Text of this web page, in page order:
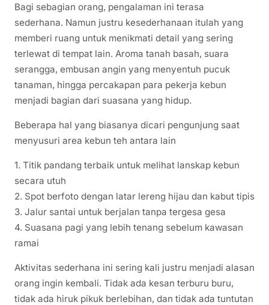
Bagi sebagian orang, pengalaman ini terasa
sederhana. Namun justru kesederhanaan itulah yang
memberi ruang untuk menikmati detail yang sering
terlewat di tempat lain. Aroma tanah basah, suara
serangga, embusan angin yang menyentuh pucuk
tanaman, hingga percakapan para pekerja kebun
menjadi bagian dari suasana yang hidup.
Beberapa hal yang biasanya dicari pengunjung saat
menyusuri area kebun teh antara lain
1. Titik pandang terbaik untuk melihat lanskap kebun
secara utuh
2. Spot berfoto dengan latar lereng hijau dan kabut tipis
3. Jalur santai untuk berjalan tanpa tergesa gesa
4. Suasana pagi yang lebih tenang sebelum kawasan
ramai
Aktivitas sederhana ini sering kali justru menjadi alasan
orang ingin kembali. Tidak ada kesan terburu buru,
tidak ada hiruk pikuk berlebihan, dan tidak ada tuntutan